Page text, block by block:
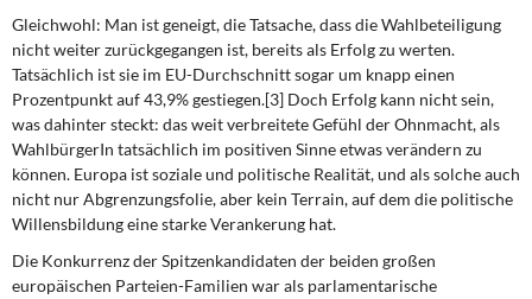
Gleichwohl: Man ist geneigt,die Tatsache, dass die Wahlbeteiligung
nicht weiter zurückgegangen ist, bereits als Erfolg zu werten.
Tatsächlich ist sie im EU-Durchschnitt sogar um knapp einen
Prozentpunkt auf 43,9% gestiegen.[3] Doch Erfolg kann nicht sein,
was dahinter steckt: das weit verbreitete Gefühl der Ohnmacht, als
WahlbürgerIn tatsächlich im positiven Sinne etwas verändern zu
können. Europa ist soziale und politische Realität, und als solche auch
nicht nur Abgrenzungsfolie, aber kein Terrain, auf dem die politische
Willensbildung eine starke Verankerung hat.
Die Konkurrenz der Spitzenkandidaten der beiden großen
europäischen Parteien-Familien war als parlamentarische